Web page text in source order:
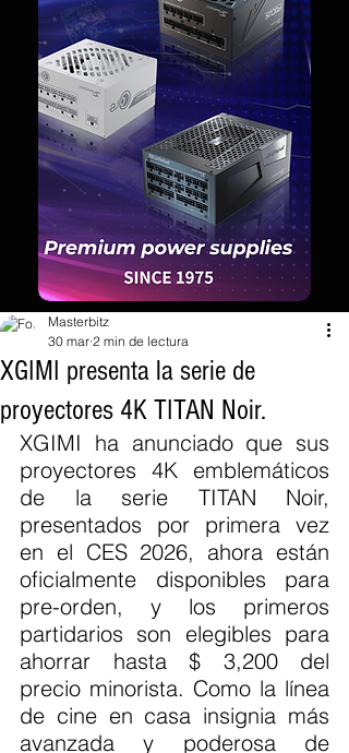
XGIMI presenta la serie de
proyectores 4K TITAN Noir.
Masterbitz
30 mar 2 min de lectura
XGIMI ha anunciado que sus
proyectores 4K emblemáticos
de la serie TITAN Noir,
presentados por primera vez
en el CES 2026, ahora están
oficialmente disponibles para
pre-orden, y los primeros
partidarios son elegibles para
ahorrar hasta $ 3,200 del
precio minorista. Como la línea
de cine en casa insignia más
avanzada y poderosa de